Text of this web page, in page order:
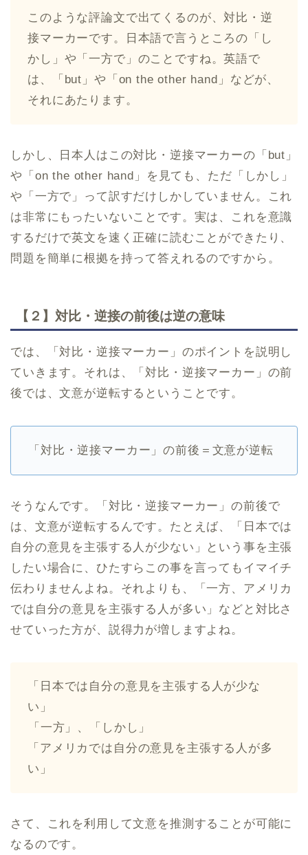
このような評論文で出てくるのが、対比・逆
接マーカーです。日本語で言うところの「し
かし」や「一方で」のことですね。英語で
は、「but」や「on the other hand」などが、
それにあたります。
しかし、日本人はこの対比・逆接マーカーの「but」
や「on the other hand」を見ても、ただ「しかし」
や「一方で」って訳すだけしかしていません。これ
は非常にもったいないことです。実は、これを意識
するだけで英文を速く正確に読むことができたり、
問題を簡単に根拠を持って答えれるのですから。
【２】対比・逆接の前後は逆の意味
では、「対比・逆接マーカー」のポイントを説明し
ていきます。それは、「対比・逆接マーカー」の前
後では、文意が逆転するということです。
「対比・逆接マーカー」の前後＝文意が逆転
そうなんです。「対比・逆接マーカー」の前後で
は、文意が逆転するんです。たとえば、「日本では
自分の意見を主張する人が少ない」という事を主張
したい場合に、ひたすらこの事を言ってもイマイチ
伝わりませんよね。それよりも、「一方、アメリカ
では自分の意見を主張する人が多い」などと対比さ
せていった方が、説得力が増しますよね。
「日本では自分の意見を主張する人が少な
い」
︎「一方」、「しかし」
「アメリカでは自分の意見を主張する人が多
い」
さて、これを利用して文意を推測することが可能に
なるのです。